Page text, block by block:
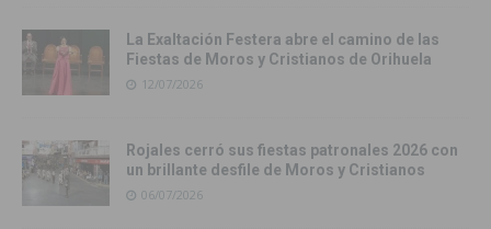
La Exaltación Festera abre el camino de las
Fiestas de Moros y Cristianos de Orihuela
12/07/2026
Rojales cerró sus fiestas patronales 2026 con
un brillante desfile de Moros y Cristianos
06/07/2026